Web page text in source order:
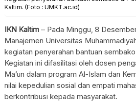
Kaltim. (Foto : UMKT.ac.id)
IKN Kaltim – Pada Minggu, 8
Manajemen Universitas
kegiatan penyerahan bantuan
Kegiatan ini difasilitasi oleh dosen
Ma’un dalam program Al-Islam dan
nilai kepedulian sosial dan empati
berkontribusi kepada masyarakat.